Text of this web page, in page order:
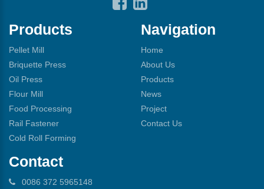
Products
Pellet Mill
Briquette Press
Oil Press
Flour Mill
Food Processing
Rail Fastener
Cold Roll Forming
Navigation
Home
About Us
Products
News
Project
Contact Us
Contact
0086 372 5965148